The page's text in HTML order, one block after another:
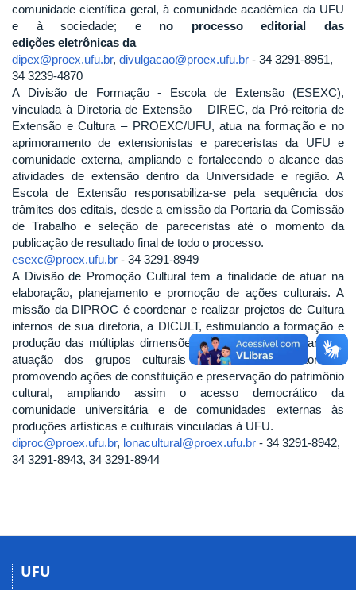
comunidade científica geral, à comunidade acadêmica da UFU
e à sociedade; e no processo editorial das
edições eletrônicas da
dipex@proex.ufu.br, divulgacao@proex.ufu.br - 34 3291-8951,
34 3239-4870
A Divisão de Formação - Escola de Extensão (ESEXC),
vinculada à Diretoria de Extensão – DIREC, da Pró-reitoria de
Extensão e Cultura – PROEXC/UFU, atua na formação e no
aprimoramento de extensionistas e pareceristas da UFU e
comunidade externa, ampliando e fortalecendo o alcance das
atividades de extensão dentro da Universidade e região. A
Escola de Extensão responsabiliza-se pela sequência dos
trâmites dos editais, desde a emissão da Portaria da Comissão
de Trabalho e seleção de pareceristas até o momento da
publicação de resultado final de todo o processo.
esexc@proex.ufu.br - 34 3291-8949
A Divisão de Promoção Cultural tem a finalidade de atuar na
elaboração, planejamento e promoção de ações culturais. A
missão da DIPROC é coordenar e realizar projetos de Cultura
internos de sua diretoria, a DICULT, estimulando a formação e
produção das múltiplas dimensões culturais, proporcionando a
atuação dos grupos culturais vinculados à Diretoria e
promovendo ações de constituição e preservação do patrimônio
cultural, ampliando assim o acesso democrático da
comunidade universitária e de comunidades externas às
produções artísticas e culturais vinculadas à UFU.
diproc@proex.ufu.br, lonacultural@proex.ufu.br - 34 3291-8942,
34 3291-8943, 34 3291-8944
UFU